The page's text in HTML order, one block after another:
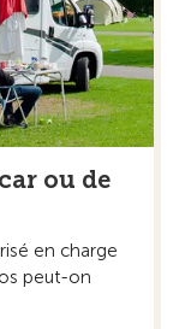
ou de
en charge
peut-on